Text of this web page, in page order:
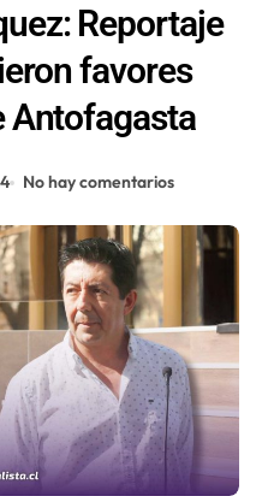
Reportaje
favores
Antofagasta
No hay comentarios